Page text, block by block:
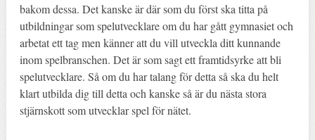
bakom dessa. Det kanske är där som du först ska titta på
utbildningar som spelutvecklare om du har gått gymnasiet och
arbetat ett tag men känner att du vill utveckla ditt kunnande
inom spelbranschen. Det är som sagt ett framtidsyrke att bli
spelutvecklare. Så om du har talang för detta så ska du helt
klart utbilda dig till detta och kanske så är du nästa stora
stjärnskott som utvecklar spel för nätet.